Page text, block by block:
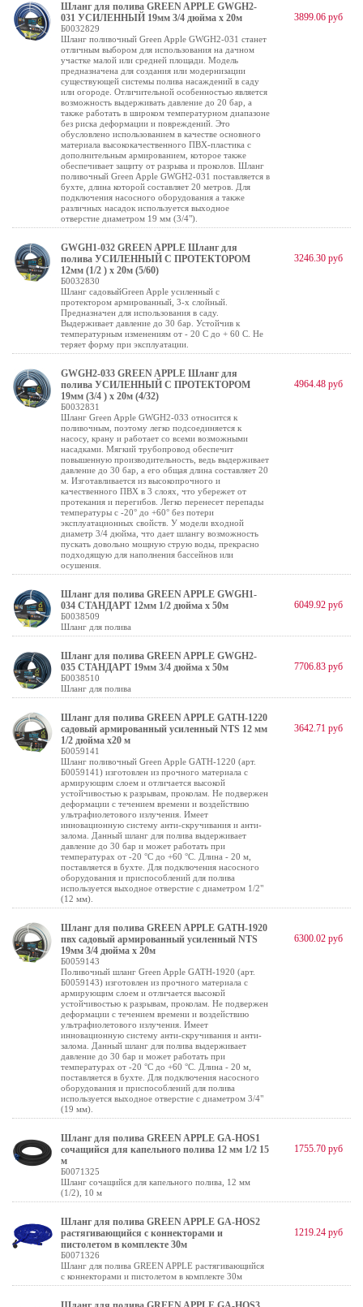
Шланг для полива GREEN APPLE GWGH2-
031 УСИЛЕННЫЙ 19мм 3/4 дюйма х 20м
Б0032829
Шланг поливочный Green Apple GWGH2-031 станет
отличным выбором для использования на дачном
участке малой или средней площади. Модель
предназначена для создания или модернизации
существующей системы полива насаждений в саду
или огороде. Отличительной особенностью является
возможность выдерживать давление до 20 бар, а
также работать в широком температурном диапазоне
без риска деформации и повреждений. Это
обусловлено использованием в качестве основного
материала высококачественного ПВХ-пластика с
дополнительным армированием, которое также
обеспечивает защиту от разрыва и проколов. Шланг
поливочный Green Apple GWGH2-031 поставляется в
бухте, длина которой составляет 20 метров. Для
подключения насосного оборудования а также
различных насадок используется выходное
отверстие диаметром 19 мм (3/4").
3899.06 руб
GWGH1-032 GREEN APPLE Шланг для
полива УСИЛЕННЫЙ С ПРОТЕКТОРОМ
12мм (1/2 ) х 20м (5/60)
Б0032830
Шланг садовыйGreen Apple усиленный с
протектором армированный, 3-х слойный.
Предназначен для использования в саду.
Выдерживает давление до 30 бар. Устойчив к
температурным изменениям от - 20 С до + 60 С. Не
теряет форму при эксплуатации.
3246.30 руб
GWGH2-033 GREEN APPLE Шланг для
полива УСИЛЕННЫЙ С ПРОТЕКТОРОМ
19мм (3/4 ) х 20м (4/32)
Б0032831
Шланг Green Apple GWGH2-033 относится к
поливочным, поэтому легко подсоединяется к
насосу, крану и работает со всеми возможными
насадками. Мягкий трубопровод обеспечит
повышенную производительность, ведь выдерживает
давление до 30 бар, а его общая длина составляет 20
м. Изготавливается из высокопрочного и
качественного ПВХ в 3 слоях, что убережет от
протекания и перегибов. Легко перенесет перепады
температуры с -20° до +60° без потери
эксплуатационных свойств. У модели входной
диаметр 3/4 дюйма, что дает шлангу возможность
пускать довольно мощную струю воды, прекрасно
подходящую для наполнения бассейнов или
осушения.
4964.48 руб
Шланг для полива GREEN APPLE GWGH1-
034 СТАНДАРТ 12мм 1/2 дюйма х 50м
Б0038509
Шланг для полива
6049.92 руб
Шланг для полива GREEN APPLE GWGH2-
035 СТАНДАРТ 19мм 3/4 дюйма х 50м
Б0038510
Шланг для полива
7706.83 руб
Шланг для полива GREEN APPLE GATH-1220
садовый армированный усиленный NTS 12 мм
1/2 дюйма х20 м
Б0059141
Шланг поливочный Green Apple GATH-1220 (арт.
Б0059141) изготовлен из прочного материала с
армирующим слоем и отличается высокой
устойчивостью к разрывам, проколам. Не подвержен
деформации с течением времени и воздействию
ультрафиолетового излучения. Имеет
инновационную систему анти-скручивания и анти-
залома. Данный шланг для полива выдерживает
давление до 30 бар и может работать при
температурах от -20 °C до +60 °C. Длина - 20 м,
поставляется в бухте. Для подключения насосного
оборудования и приспособлений для полива
используется выходное отверстие с диаметром 1/2"
(12 мм).
3642.71 руб
Шланг для полива GREEN APPLE GATH-1920
пвх садовый армированный усиленный NTS
19мм 3/4 дюйма х 20м
Б0059143
Поливочный шланг Green Apple GATH-1920 (арт.
Б0059143) изготовлен из прочного материала с
армирующим слоем и отличается высокой
устойчивостью к разрывам, проколам. Не подвержен
деформации с течением времени и воздействию
ультрафиолетового излучения. Имеет
инновационную систему анти-скручивания и анти-
залома. Данный шланг для полива выдерживает
давление до 30 бар и может работать при
температурах от -20 °C до +60 °C. Длина - 20 м,
поставляется в бухте. Для подключения насосного
оборудования и приспособлений для полива
используется выходное отверстие с диаметром 3/4"
(19 мм).
6300.02 руб
Шланг для полива GREEN APPLE GA-HOS1
сочащийся для капельного полива 12 мм 1/2 15
м
Б0071325
Шланг сочащийся для капельного полива, 12 мм
(1/2), 10 м
1755.70 руб
Шланг для полива GREEN APPLE GA-HOS2
растягивающийся с коннекторами и
пистолетом в комплекте 30м
Б0071326
Шланг для полива GREEN APPLE растягивающийся
с коннекторами и пистолетом в комплекте 30м
1219.24 руб